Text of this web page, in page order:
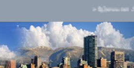
நேர்மையான அரச